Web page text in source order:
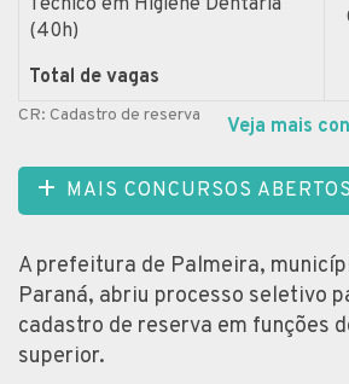
(40h)
Total de vagas
CR: Cadastro de reserva Veja mais
MAIS CONCURSOS ABERTOS
A prefeitura de Palmeira,
Paraná, abriu processo seletivo
cadastro de reserva em funções
superior.